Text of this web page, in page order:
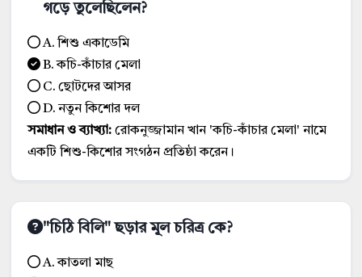
গড়ে তুলেছিলেন?
A. শিশু একাডেমি
B. কচি-কাঁচার মেলা
C. ছোটদের আসর
D. নতুন কিশোর দল
সমাধান ও ব্যাখ্যা: রোকনুজ্জামান খান 'কচি-কাঁচার মেলা' নামে
একটি শিশু-কিশোর সংগঠন প্রতিষ্ঠা করেন।
"চিঠি বিলি" ছড়ার মূল চরিত্র কে?
A. কাতলা মাছ